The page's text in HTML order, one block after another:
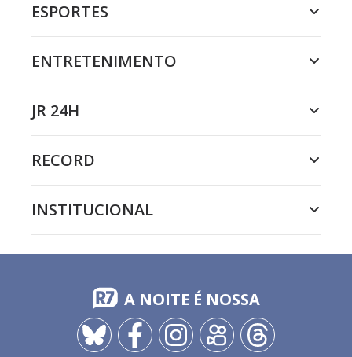
ESPORTES
ENTRETENIMENTO
JR 24H
RECORD
INSTITUCIONAL
A NOITE É NOSSA